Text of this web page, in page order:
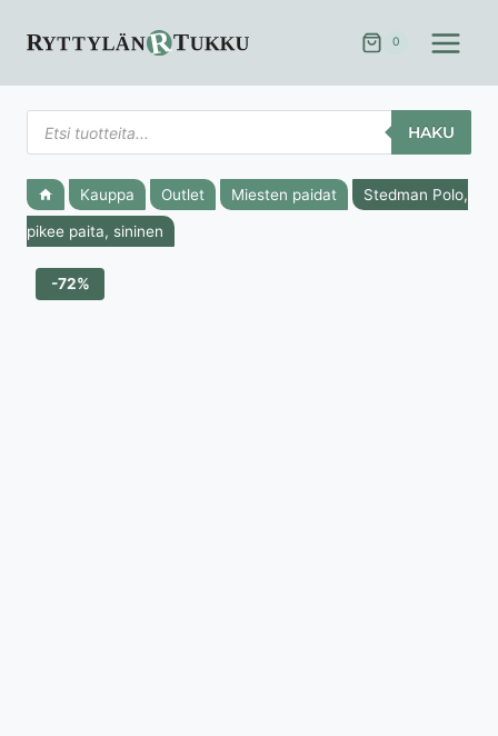
sisältöön
0
Products
search
HAKU
Kauppa Outlet Miesten paidat Stedman Polo,
pikee paita, sininen
-72%